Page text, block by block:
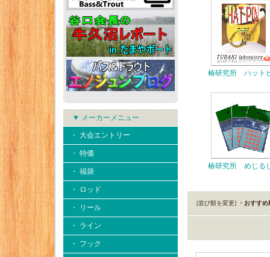
▼ メーカーメニュー
・ 大会エントリー
・ 特価
・ 福袋
・ ロッド
・ リール
・ ライン
・ フック
椿研究所 ハット
椿研究所 めじる
[並び順を変更] ・おすすめ